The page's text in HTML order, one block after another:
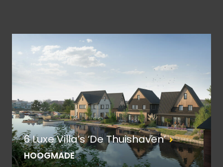
6 Luxe Villa’s ‘De Thuishaven’
HOOGMADE